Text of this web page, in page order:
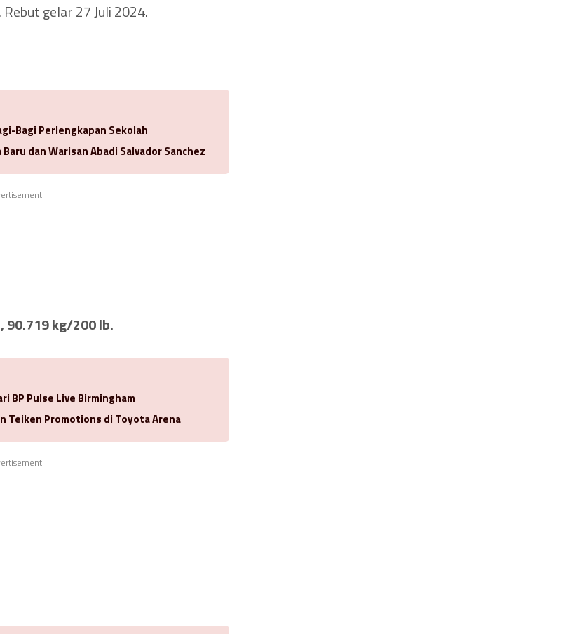
gelar 27 Juli 2024.
Bagi Perlengkapan Sekolah
dan Warisan Abadi Salvador Sanchez
90.719 kg/200 lb.
BP Pulse Live Birmingham
Teiken Promotions di Toyota Arena